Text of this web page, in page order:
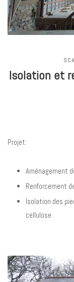
Isolation et
Projet:
Aménagement
Renforcement
Isolation des
cellulose